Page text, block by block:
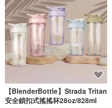
【BlenderBottle】Strada Tritan
安全鎖扣式搖搖杯28oz/828ml